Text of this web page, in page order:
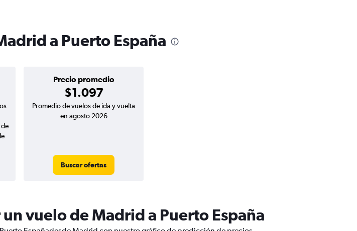
a Puerto España
Precio promedio
$1.097
Promedio de vuelos de ida y vuelta
en agosto 2026
Buscar ofertas
vuelo de Madrid a Puerto España